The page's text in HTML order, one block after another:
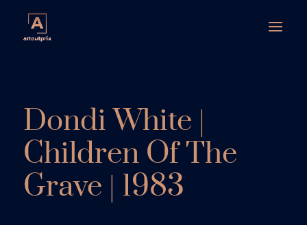
Dondi White |
Children Of The
Grave | 1983